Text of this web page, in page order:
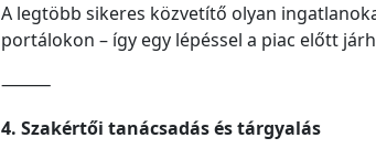
A legtöbb sikeres közvetítő olyan
portálokon – így egy lépéssel a piac előtt
⸻
4. Szakértői tanácsadás és tárgyalás